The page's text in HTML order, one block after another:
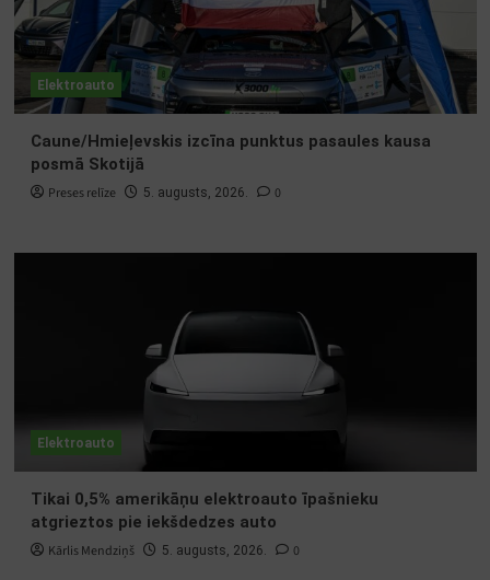
Elektroauto
Caune/Hmieļevskis izcīna punktus pasaules kausa
posmā Skotijā
Preses relīze 5. augusts, 2026. 0
Elektroauto
Tikai 0,5% amerikāņu elektroauto īpašnieku
atgrieztos pie iekšdedzes auto
Kārlis Mendziņš 5. augusts, 2026. 0